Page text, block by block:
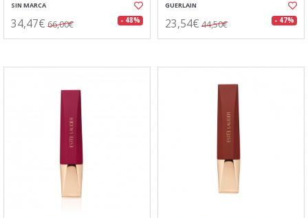
SIN MARCA
34,47€ 66,00€ - 48%
GUERLAIN
23,54€ 44,50€ - 47%